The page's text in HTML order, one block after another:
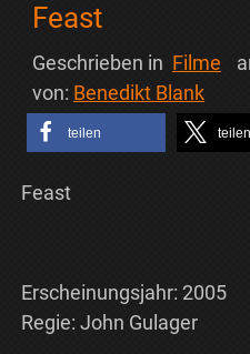
Feast
Geschrieben in Filme
von: Benedikt Blank
teilen teilen
Feast
Erscheinungsjahr: 2005
Regie: John Gulager